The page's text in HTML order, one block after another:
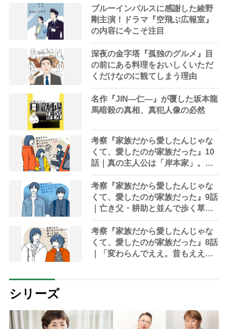
ブルーインパルスに感謝した綾野
剛主演！ドラマ『空飛ぶ広報室』
の内容に今こそ注目
深夜の金字塔『孤独のグルメ』目
の前にある料理をおいしくいただ
くだけなのに観てしまう理由
名作『JIN―仁―』が覆した坂本龍
馬暗殺の真相、真犯人像の必然
考察『家族だから愛したんじゃな
くて、愛したのが家族だった』10
話｜真の主人公は「岸本家」。演
技派俳優・河合優実の誕生を見届
けた幸せ
考察『家族だから愛したんじゃな
くて、愛したのが家族だった』9話
｜亡き父・耕助と並んで歩く草太
「パパ、この道でええ？」
考察『家族だから愛したんじゃな
くて、愛したのが家族だった』8話
｜「変わらんでええ。昔もええ。
シリーズ